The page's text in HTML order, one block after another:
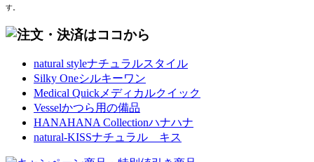
す。
natural styleナチュラルスタイル
Silky Oneシルキーワン
Medical Quick メディカルクイック
Vesselかつら用の備品
HANAHANA Collectionハナハナ
natural-KISSナチュラル キス